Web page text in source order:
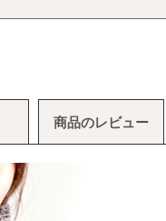
商品のレビュー